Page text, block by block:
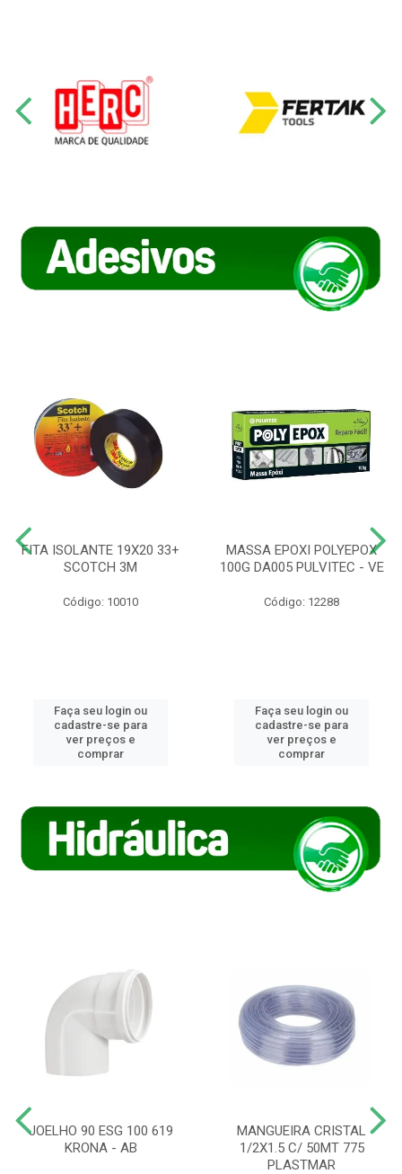
FITA ISOLANTE 19X20 33+
SCOTCH 3M
Código: 10010
Faça seu login ou
cadastre-se para
ver preços e
comprar
MASSA EPOXI POLYEPOX
100G DA005 PULVITEC - VE
Código: 12288
Faça seu login ou
cadastre-se para
ver preços e
comprar
JOELHO 90 ESG 100 619
KRONA - AB
MANGUEIRA CRISTAL
1/2X1.5 C/ 50MT 775
PLASTMAR